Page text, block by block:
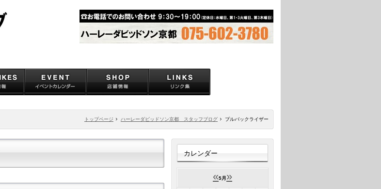
トップページ ハーレーダビッドソン京都 スタッフブログ プルバックライザー
カレンダー
«5月 »